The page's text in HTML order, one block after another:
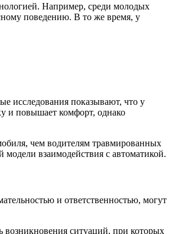
Например, среди молодых
поведению. В то же время, у
исследования показывают, что у
и повышает комфорт, однако
чем водителям травмированных
взаимодействия с автоматикой.
и ответственностью, могут
возникновения ситуаций, при которых